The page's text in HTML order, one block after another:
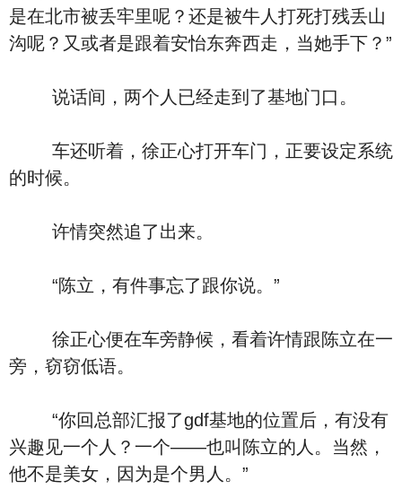
是在北市被丢牢里呢？还是被牛人打死打残丢山
沟呢？又或者是跟着安怡东奔西走，当她手下？”
说话间，两个人已经走到了基地门口。
车还听着，徐正心打开车门，正要设定系统
的时候。
许情突然追了出来。
“陈立，有件事忘了跟你说。”
徐正心便在车旁静候，看着许情跟陈立在一
旁，窃窃低语。
“你回总部汇报了gdf基地的位置后，有没有
兴趣见一个人？一个――也叫陈立的人。当然，
他不是美女，因为是个男人。”